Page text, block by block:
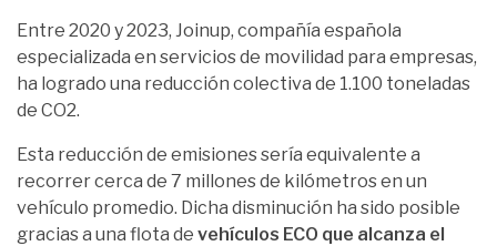
Entre 2020 y 2023, Joinup, compañía española
especializada en servicios de movilidad para empresas,
ha logrado una reducción colectiva de 1.100 toneladas
de CO2.
Esta reducción de emisiones sería equivalente a
recorrer cerca de 7 millones de kilómetros en un
vehículo promedio. Dicha disminución ha sido posible
gracias a una flota de vehículos ECO que alcanza el